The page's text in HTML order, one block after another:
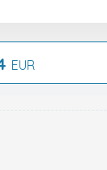
EUR